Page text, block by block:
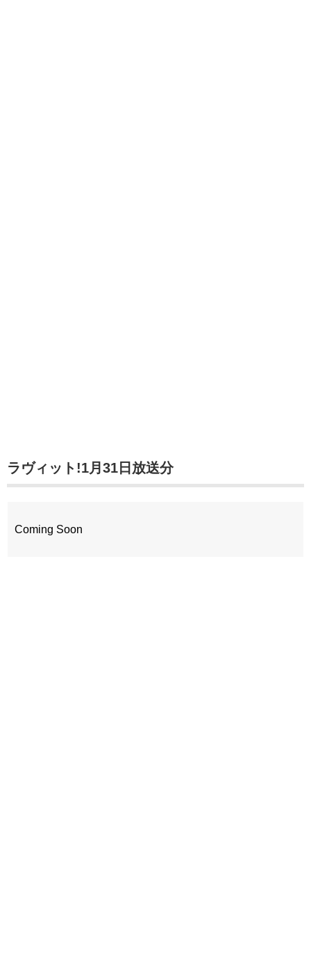
ラヴィット!1月31日放送分
Coming Soon